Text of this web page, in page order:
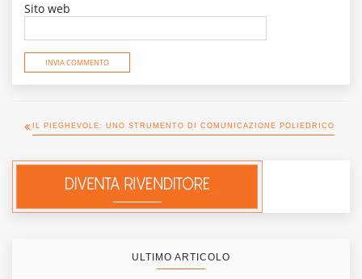
Sito web
IL PIEGHEVOLE: UNO STRUMENTO DI COMUNICAZIONE POLIEDRICO
ULTIMO ARTICOLO